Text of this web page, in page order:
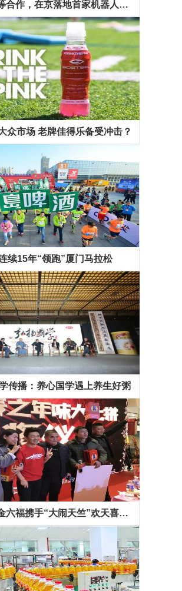
如影智能与等等合作，在京落地首家机器人咖啡馆
众市场 老牌佳得乐备受冲击？
续15年“领跑”厦门马拉松
传播：养心国学遇上养生好粥
欢闹遍全国！金六福携手“大闹天竺”欢天喜地拜早年！